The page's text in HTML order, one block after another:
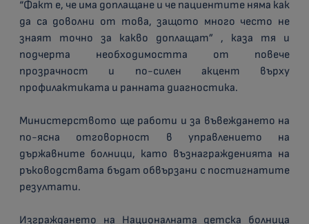
“Факт е, че има доплащане и че пациентите няма как
да са доволни от това, защото много често не
знаят точно за какво доплащат” , каза тя и
подчерта необходимостта от повече
прозрачност и по-силен акцент върху
профилактиката и ранната диагностика.
Министерството ще работи и за въвеждането на
по-ясна отговорност в управлението на
държавните болници, като възнагражденията на
ръководствата бъдат обвързани с постигнатите
резултати.
Изграждането на Националната детска болница